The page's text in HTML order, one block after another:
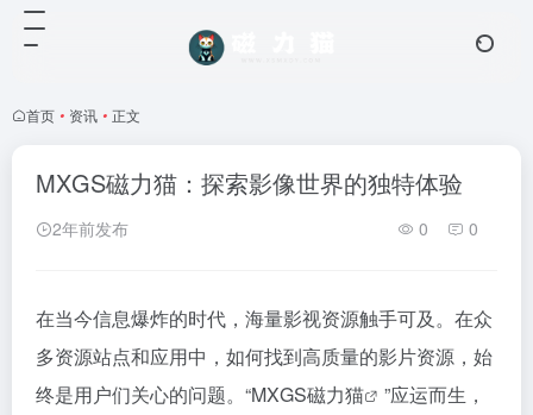
首页 • 资讯 • 正文
MXGS磁力猫：探索影像世界的独特体验
2年前发布 0 0
在当今信息爆炸的时代，海量影视资源触手可及。在众
多资源站点和应用中，如何找到高质量的影片资源，始
终是用户们关心的问题。“MXGS磁力猫
”应运而生，